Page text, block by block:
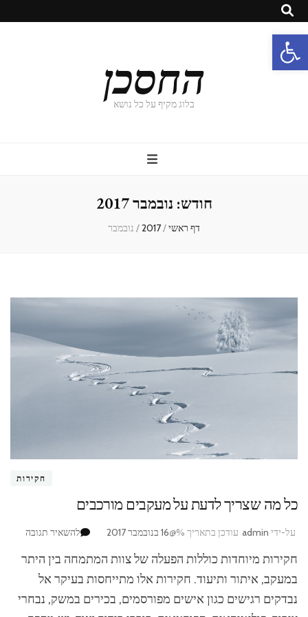
פתח סרגל נגישות
החסכן
בלוג מקיף על כל נושא
חודש: נובמבר 2017
דף ראשי/
2017
/ נובמבר
חקירות
כל מה שצריך לדעת על מעקבים מורכבים
על-ידי admin עודכן בתאריך %@16 בנובמבר 2017 להשאיר תגובהבנושא
מה
על
חקירות מיוחדות כוללות הפעלה של צוות המתמחה בין היתר
במעקב, איתור ותיעוד. חקירות אלו מתייחסות בעיקר אל
נבדקים רגישים כגון אישים מפורסמים, בכירים במשק, נבחרי